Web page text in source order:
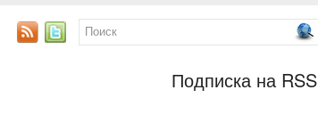
Подписка на RSS